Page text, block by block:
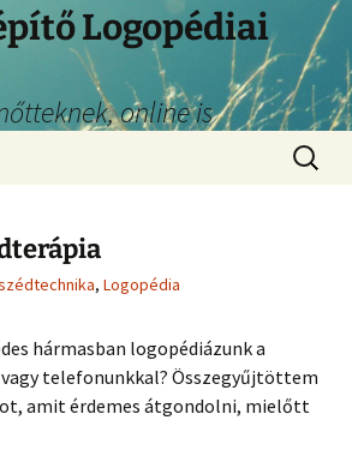
Logopédiai
online is
, Logopédia
hármasban logopédiázunk a
telefonunkkal? Összegyűjtöttem
amit érdemes átgondolni, mielőtt